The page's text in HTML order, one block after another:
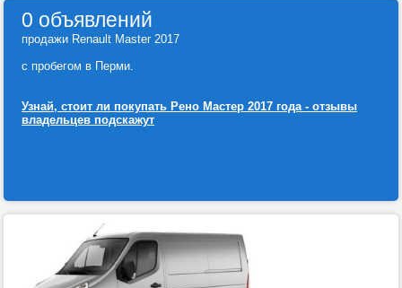
0 объявлений
продажи Renault Master 2017
с пробегом в Перми.
Узнай, стоит ли покупать Рено Мастер 2017 года - отзывы
владельцев подскажут